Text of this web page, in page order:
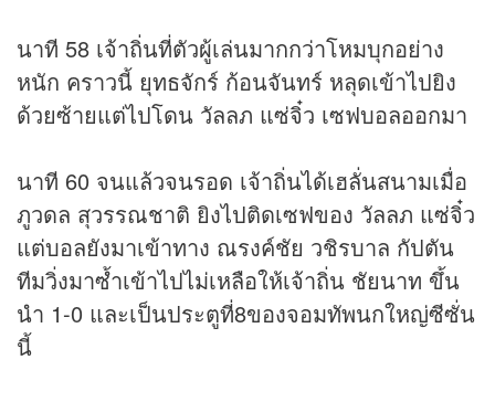
นาที 58 เจ้าถิ่นที่ตัวผู้เล่นมากกว่าโหมบุกอย่าง
หนัก คราวนี้ ยุทธจักร์ ก้อนจันทร์ หลุดเข้าไปยิง
ด้วยซ้ายแต่ไปโดน วัลลภ แซ่จิ๋ว เซฟบอลออกมา
นาที 60 จนแล้วจนรอด เจ้าถิ่นได้เฮลั่นสนามเมื่อ
ภูวดล สุวรรณชาติ ยิงไปติดเซฟของ วัลลภ แซ่จิ๋ว
แต่บอลยังมาเข้าทาง ณรงค์ชัย วชิรบาล กัปตัน
ทีมวิ่งมาซ้ำเข้าไปไม่เหลือให้เจ้าถิ่น ชัยนาท ขึ้น
นำ 1-0 และเป็นประตูที่8ของจอมทัพนกใหญ่ซีซั่น
นี้